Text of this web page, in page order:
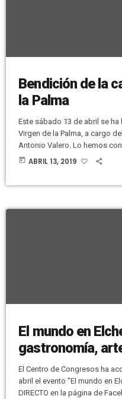
Bendición de la
la Palma
Este sábado 13 de abril se
Virgen de la Palma, a cargo
Antonio Valero. Lo hemos
Facebook de la Cofradía
today ABRIL 13, 2019
El mundo en
gastronomía,
El Centro de Congresos ha
abril el evento "El mundo en
DIRECTO en la página de